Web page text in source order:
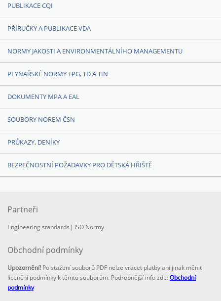
PUBLIKACE CQI
PŘÍRUČKY A PUBLIKACE VDA
NORMY JAKOSTI A ENVIRONMENTÁLNÍHO MANAGEMENTU
PLYNAŘSKÉ NORMY TPG, TD A TIN
DOKUMENTY MPA A EAL
SOUBORY NOREM ČSN
PRŮKAZY, DENÍKY
BEZPEČNOSTNÍ POŽADAVKY PRO DĚTSKÁ HŘIŠTĚ
Partneři
Engineering standards | ISO Normy
Obchodní podmínky
Upozornění! Po stažení souborů PDF nelze vracet platby ani jinak měnit
licenční podmínky k těmto souborům. Podrobnější info zde:Obchodní
podmínky